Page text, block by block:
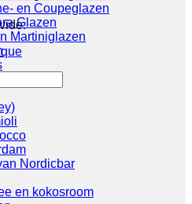
en Coupeglazen
Glazen
Martiniglazen
Nordicbar
en kokosroom